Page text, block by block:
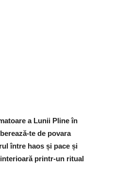
a Lunii Pline în
te de povara
între haos și pace și
printr-un ritual